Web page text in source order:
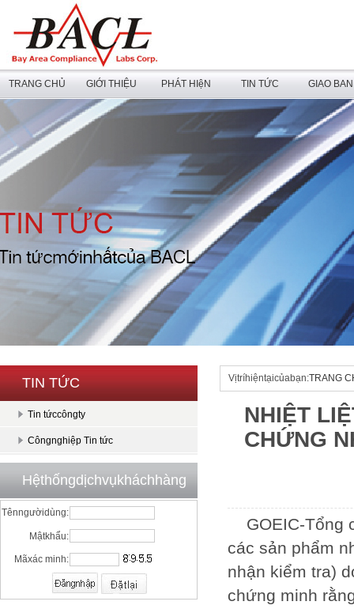
TRANG CHỦ GIỚI THIỆU PHÁT HIệN TIN TỨC GIAO
TIN TỨC
Tin tứccôngty
Côngnghiệp Tin tức
Hệthốngdịchvụkháchhàng
Tênngườidùng:
Mậtkhẩu:
Mãxác minh:
Vịtríhiệntạicủabạn:TRANG
NHIỆT
CHỨNG
GOEIC-Tổng
các sản phẩm
nhận kiểm tra)
chứng minh